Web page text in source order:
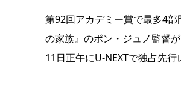
第92回アカデミー賞で最多4
の家族』のポン・ジュノ監督
11日正午にU-NEXTで独占先行